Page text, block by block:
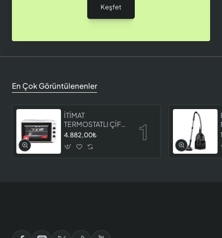
Keşfet
En Çok Görüntülenenler
İTİMAT
TERMOSTATLI ÇİFT
CAMLI FIRIN 8060
4.882,00₺